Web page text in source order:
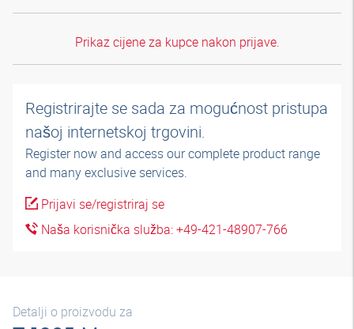
Prikaz cijene za kupce nakon prijave.
Registrirajte se sada za mogućnost pristupa
našoj internetskoj trgovini.
Register now and access our complete product range
and many exclusive services.
Prijavi se/registriraj se
Naša korisnička služba: +49-421-48907-766
Detalji o proizvodu za